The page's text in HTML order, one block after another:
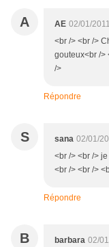
A AE 02/01/
<br /> <br />
gouteux<br />
/>
Répondre
S sana 02/01/
<br /> <br />
<br /> <br />
Répondre
B barbara 02/